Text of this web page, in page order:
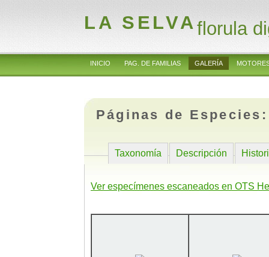
LA SELVAflorula
INICIO PAG. DE FAMILIAS GALERÍA
Páginas de
Taxonomía Descripción
Ver especímenes escaneados en OTS